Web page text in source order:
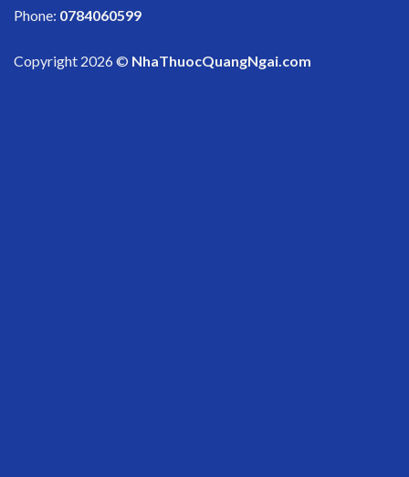
Phone: 0784060599
Copyright 2026 © NhaThuocQuangNgai.com